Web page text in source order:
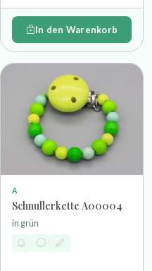
In den Warenkorb
A
Schnullerkette A00004
in grün